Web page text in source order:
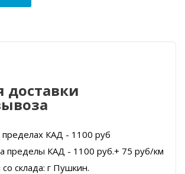
доставки
пределах КАД - 1100 руб
пределы КАД - 1100 руб.+ 75 руб/км
склада: г Пушкин.